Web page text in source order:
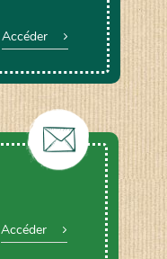
Accéder
Accéder